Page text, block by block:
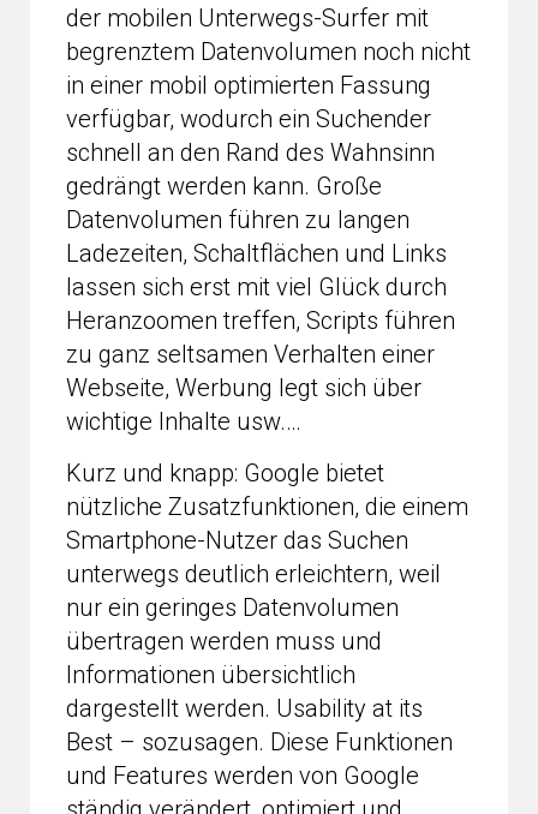
der mobilen Unterwegs-Surfer mit
begrenztem Datenvolumen noch nicht
in einer mobil optimierten Fassung
verfügbar, wodurch ein Suchender
schnell an den Rand des Wahnsinn
gedrängt werden kann. Große
Datenvolumen führen zu langen
Ladezeiten, Schaltflächen und Links
lassen sich erst mit viel Glück durch
Heranzoomen treffen, Scripts führen
zu ganz seltsamen Verhalten einer
Webseite, Werbung legt sich über
wichtige Inhalte usw.…
Kurz und knapp: Google bietet
nützliche Zusatzfunktionen, die einem
Smartphone-Nutzer das Suchen
unterwegs deutlich erleichtern, weil
nur ein geringes Datenvolumen
übertragen werden muss und
Informationen übersichtlich
dargestellt werden. Usability at its
Best – sozusagen. Diese Funktionen
und Features werden von Google